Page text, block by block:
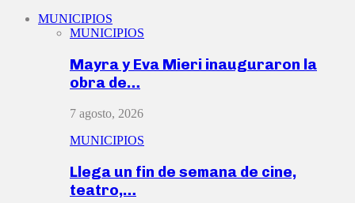
MUNICIPIOS
MUNICIPIOS
Mayra y Eva Mieri inauguraron la
obra de…
7 agosto, 2026
MUNICIPIOS
Llega un fin de semana de cine,
teatro,…